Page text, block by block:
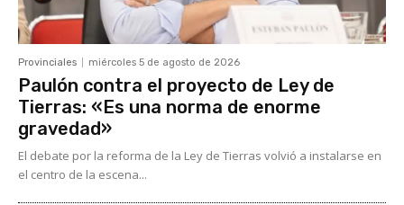
Provinciales miércoles 5 de agosto de 2026
Paulón contra el proyecto de Ley de
Tierras: «Es una norma de enorme
gravedad»
El debate por la reforma de la Ley de Tierras volvió a instalarse en
el centro de la escena...